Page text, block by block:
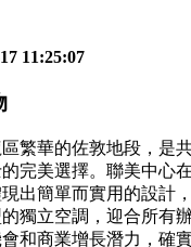
11:25:07
繁華的佐敦地段，是
完美選擇。聯美中心
出簡單而實用的設計
獨立空調，迎合所有
和商業增長潛力，確